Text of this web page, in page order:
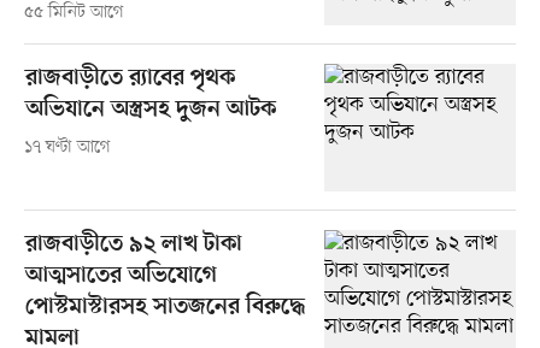
৫৫ মিনিট আগে
রাজবাড়ীতে র‍্যাবের পৃথক
অভিযানে অস্ত্রসহ দুজন আটক
১৭ ঘণ্টা আগে
রাজবাড়ীতে ৯২ লাখ টাকা
আত্মসাতের অভিযোগে
পোস্টমাস্টারসহ সাতজনের বিরুদ্ধে
মামলা